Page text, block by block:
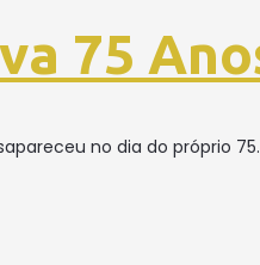
75
no dia do próprio